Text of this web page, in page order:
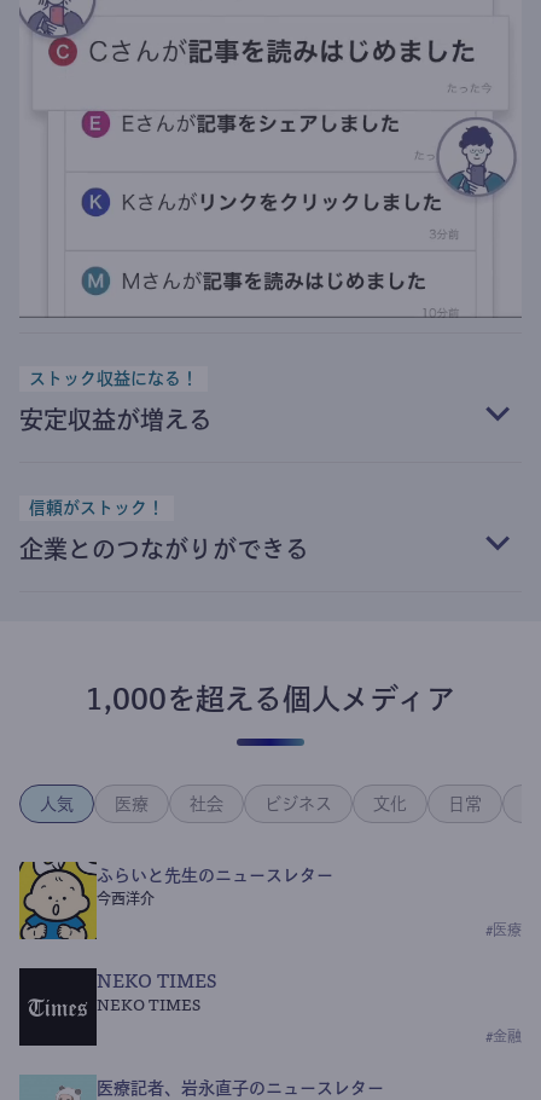
ストック収益になる！
安定収益が増える
信頼がストック！
企業とのつながりができる
1,000を超える個人メディア
人気 医療 社会 ビジネス 文化 日常
ふらいと先生のニュースレター
今西洋介
# 医療
NEKO TIMES
NEKO TIMES
#金融
医療記者、岩永直子のニュースレター